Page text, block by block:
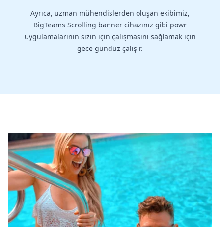
Ayrıca, uzman mühendislerden oluşan ekibimiz,
BigTeams Scrolling banner cihazınız gibi powr
uygulamalarının sizin için çalışmasını sağlamak için
gece gündüz çalışır.